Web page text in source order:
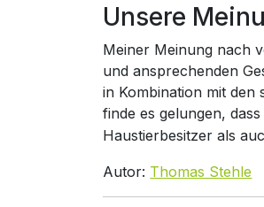
Unsere
Meiner Meinung nach
und ansprechenden
in Kombination mit den
finde es gelungen,
Haustierbesitzer als
Autor: Thomas Stehle